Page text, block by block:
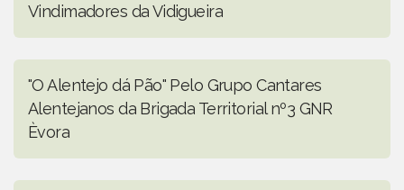
Vindimadores da Vidigueira
"O Alentejo dá Pão" Pelo Grupo Cantares
Alentejanos da Brigada Territorial nº3 GNR
Èvora